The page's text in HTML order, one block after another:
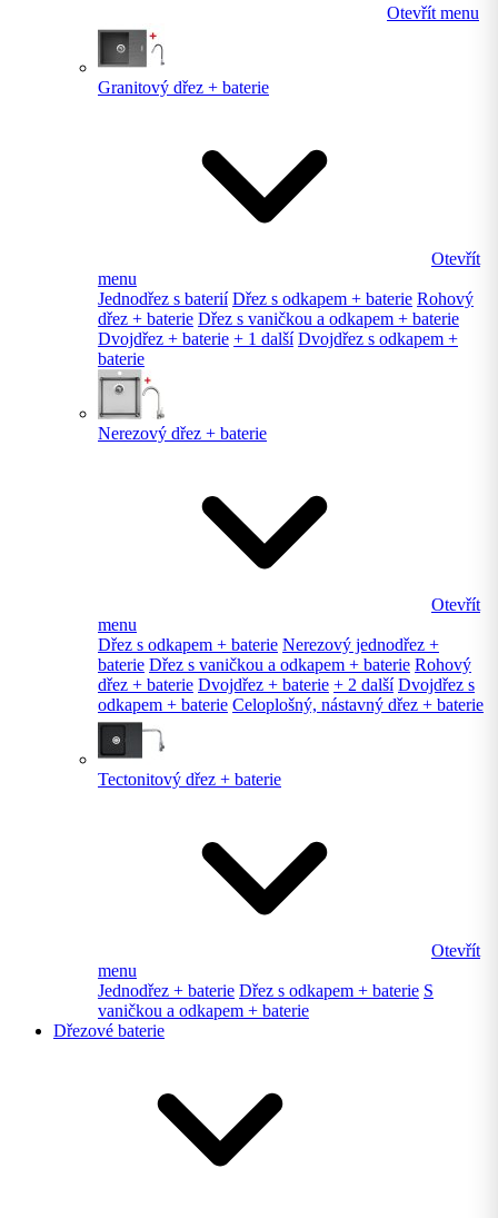
Otevřít menu
Granitový dřez + baterie
Otevřít
menu
Jednodřez s baterií Dřez s odkapem + baterie Rohový
dřez + baterie Dřez s vaničkou a odkapem + baterie
Dvojdřez + baterie + 1 další Dvojdřez s odkapem +
baterie
Nerezový dřez + baterie
Otevřít
menu
Dřez s odkapem + baterie Nerezový jednodřez +
baterie Dřez s vaničkou a odkapem + baterie Rohový
dřez + baterie Dvojdřez + baterie + 2 další Dvojdřez s
odkapem + baterie Celoplošný, nástavný dřez + baterie
Tectonitový dřez + baterie
Otevřít
menu
Jednodřez + baterie Dřez s odkapem + baterie S
vaničkou a odkapem + baterie
Dřezové baterie